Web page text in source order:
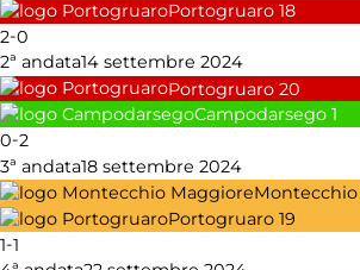
Portogruaro 18
2-0
2ª andata14 settembre 2024
Portogruaro 20
Campodarsego 1
0-2
3ª andata18 settembre 2024
Portogruaro 19
1-1